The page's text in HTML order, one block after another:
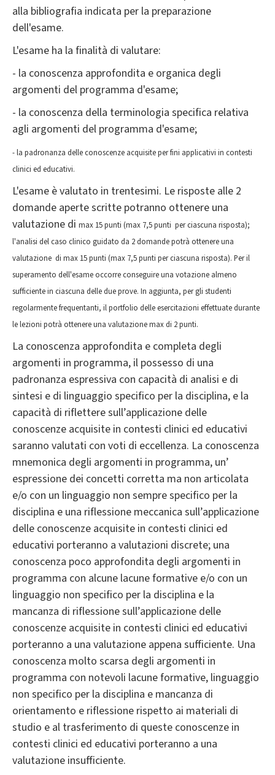
alla bibliografia indicata per la preparazione
dell'esame.
L'esame ha la finalità di valutare:
- la conoscenza approfondita e organica degli
argomenti del programma d'esame;
- la conoscenza della terminologia specifica relativa
agli argomenti del programma d'esame;
- la padronanza delle conoscenze acquisite per fini applicativi in contesti
clinici ed educativi.
L'esame è valutato in trentesimi. Le risposte alle 2
domande aperte scritte potranno ottenere una
valutazione di max 15 punti (max 7,5 punti per ciascuna risposta);
l'analisi del caso clinico guidato da 2 domande potrà ottenere una
valutazione di max 15 punti (max 7,5 punti per ciascuna risposta). Per il
superamento dell'esame occorre conseguire una votazione almeno
sufficiente in ciascuna delle due prove. In aggiunta, per gli studenti
regolarmente frequentanti, il portfolio delle esercitazioni effettuate durante
le lezioni potrà ottenere una valutazione max di 2 punti.
La conoscenza approfondita e completa degli
argomenti in programma, il possesso di una
padronanza espressiva con capacità di analisi e di
sintesi e di linguaggio specifico per la disciplina, e la
capacità di riflettere sull’applicazione delle
conoscenze acquisite in contesti clinici ed educativi
saranno valutati con voti di eccellenza. La conoscenza
mnemonica degli argomenti in programma, un’
espressione dei concetti corretta ma non articolata
e/o con un linguaggio non sempre specifico per la
disciplina e una riflessione meccanica sull’applicazione
delle conoscenze acquisite in contesti clinici ed
educativi porteranno a valutazioni discrete; una
conoscenza poco approfondita degli argomenti in
programma con alcune lacune formative e/o con un
linguaggio non specifico per la disciplina e la
mancanza di riflessione sull’applicazione delle
conoscenze acquisite in contesti clinici ed educativi
porteranno a una valutazione appena sufficiente. Una
conoscenza molto scarsa degli argomenti in
programma con notevoli lacune formative, linguaggio
non specifico per la disciplina e mancanza di
orientamento e riflessione rispetto ai materiali di
studio e al trasferimento di queste conoscenze in
contesti clinici ed educativi porteranno a una
valutazione insufficiente.